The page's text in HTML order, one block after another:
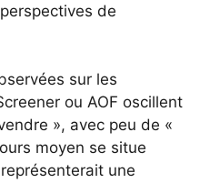
de
sur les
ou AOF oscillent
», avec peu de «
moyen se situe
une